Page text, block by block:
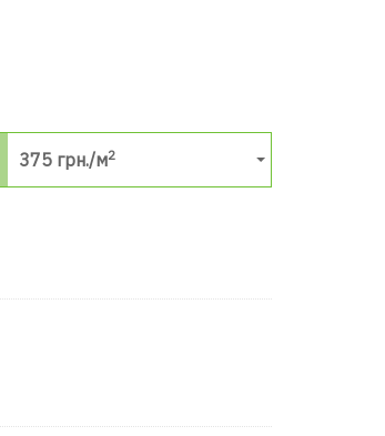
375 грн./м2